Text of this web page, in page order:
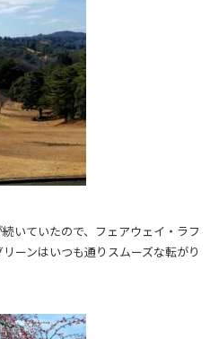
いていたので、フェアウェイ・ラフ
ーンはいつも通りスムーズな転がり